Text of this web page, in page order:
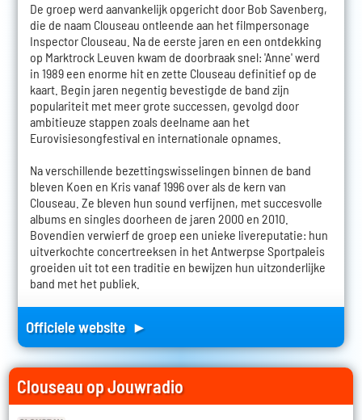
De groep werd aanvankelijk opgericht door Bob Savenberg,
die de naam Clouseau ontleende aan het filmpersonage
Inspector Clouseau. Na de eerste jaren en een ontdekking
op Marktrock Leuven kwam de doorbraak snel: 'Anne' werd
in 1989 een enorme hit en zette Clouseau definitief op de
kaart. Begin jaren negentig bevestigde de band zijn
populariteit met meer grote successen, gevolgd door
ambitieuze stappen zoals deelname aan het
Eurovisiesongfestival en internationale opnames.
Na verschillende bezettingswisselingen binnen de band
bleven Koen en Kris vanaf 1996 over als de kern van
Clouseau. Ze bleven hun sound verfijnen, met succesvolle
albums en singles doorheen de jaren 2000 en 2010.
Bovendien verwierf de groep een unieke livereputatie: hun
uitverkochte concertreeksen in het Antwerpse Sportpaleis
groeiden uit tot een traditie en bewijzen hun uitzonderlijke
band met het publiek.
Officiele website ►
Clouseau op Jouwradio